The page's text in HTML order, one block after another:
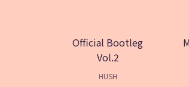
Official Bootleg
Vol.2
HUSH